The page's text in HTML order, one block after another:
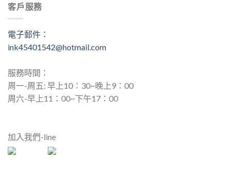
客戶服務
電子郵件：
ink45401542@hotmail.com
服務時間：
周一-周五: 早上10：30~晚上9：00
周六-早上11：00~下午17：00
加入我們-line